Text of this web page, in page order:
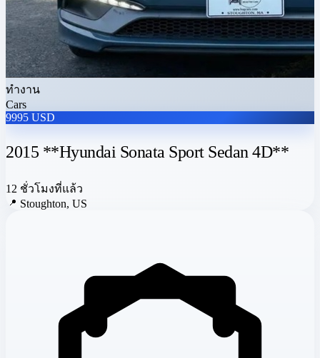
ทำงาน
Cars
9995 USD
2015 **Hyundai Sonata Sport Sedan 4D**
12 ชั่วโมงที่แล้ว
📍 Stoughton, US